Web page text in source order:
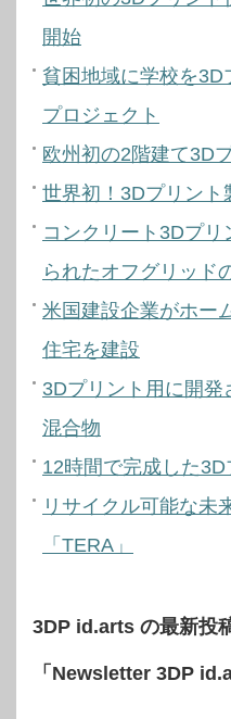
開始
貧困地域に学校を3D
プロジェクト
欧州初の2階建て3D
世界初！3Dプリント
コンクリート3Dプ
られたオフグリッド
米国建設企業がホー
住宅を建設
3Dプリント用に開発
混合物
12時間で完成した
リサイクル可能な未
「TERA」
3DP id.arts の最新投
「Newsletter 3DP